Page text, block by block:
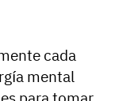
cada
mental